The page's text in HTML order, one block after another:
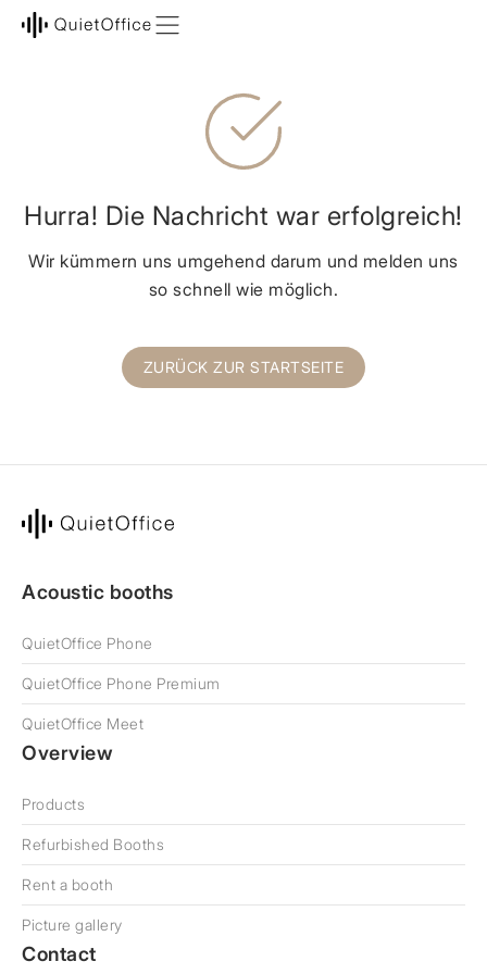
Hurra! Die Nachricht war erfolgreich!
Wir kümmern uns umgehend darum und melden uns
so schnell wie möglich.
ZURÜCK ZUR STARTSEITE
Acoustic booths
QuietOffice Phone
QuietOffice Phone Premium
QuietOffice Meet
Overview
Products
Refurbished Booths
Rent a booth
Picture gallery
Contact